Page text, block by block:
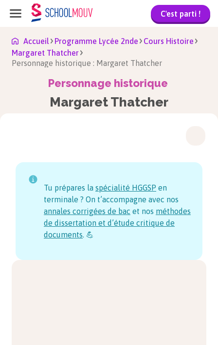
C'est parti !
Accueil Programme Lycée 2nde
Cours Histoire
Margaret Thatcher
Personnage historique : Margaret Thatcher
Personnage historique
Margaret Thatcher
Tu prépares la spécialité HGGSP en
terminale ? On t’accompagne avec nos
annales corrigées de bac et nos méthodes
de dissertation et d’étude critique de
documents. 💪